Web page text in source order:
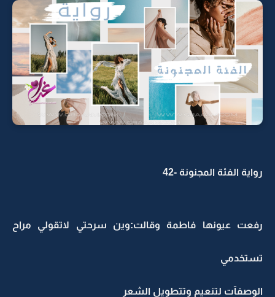
رواية الفئة المجنونة -42
رفعت عيونها فاطمة وقالت:وين سرحتي لاتقولي مراح
تستخدمي
الوصفآت لتنعيم وتتطويل الشعر